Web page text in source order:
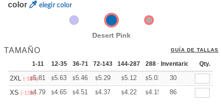
color elegir color
Desert Pink
TAMAÑO GUÍA DE TALLAS
1-11 12-35 36-71 72-143 144-287 288 + Mas
Inventario Qty.
2XL (-18%)
$5.81 $5.63 $5.46 $5.29 $5.12 $5.03 +
30
XS (-15%)
$4.79 $4.65 $4.51 $4.37 $4.22 $4.15 +
86